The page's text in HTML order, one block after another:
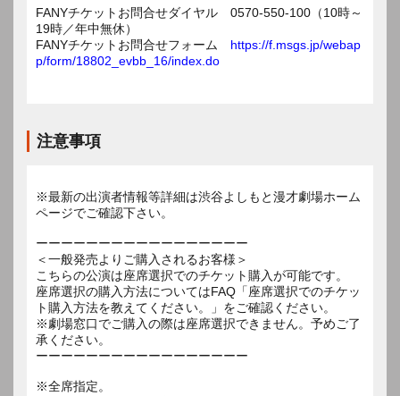
FANYチケットお問合せダイヤル 0570-550-100（10時～
19時／年中無休）
FANYチケットお問合せフォーム https://f.msgs.jp/webap
p/form/18802_evbb_16/index.do
注意事項
※最新の出演者情報等詳細は渋谷よしもと漫才劇場ホーム
ページでご確認下さい。
ーーーーーーーーーーーーーーーーー
＜一般発売よりご購入されるお客様＞
こちらの公演は座席選択でのチケット購入が可能です。
座席選択の購入方法についてはFAQ「座席選択でのチケッ
ト購入方法を教えてください。」をご確認ください。
※劇場窓口でご購入の際は座席選択できません。予めご了
承ください。
ーーーーーーーーーーーーーーーーー
※全席指定。